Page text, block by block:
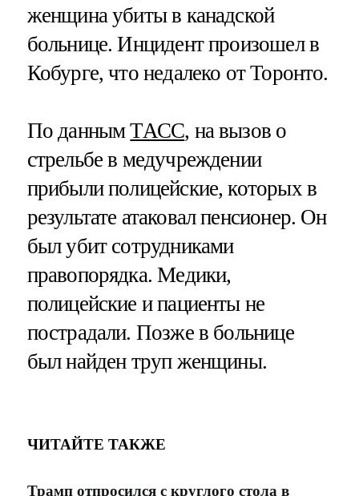
женщина убиты в канадской
больнице. Инцидент произошел в
Кобурге, что недалеко от Торонто.
По даннымТАСС, на вызов о
стрельбе в медучреждении
прибыли полицейские, которых в
результате атаковал пенсионер. Он
был убит сотрудниками
правопорядка. Медики,
полицейские и пациенты не
пострадали. Позже в больнице
был найден труп женщины.
ЧИТАЙТЕ ТАКЖЕ
Трамп отпросился с круглого стола в